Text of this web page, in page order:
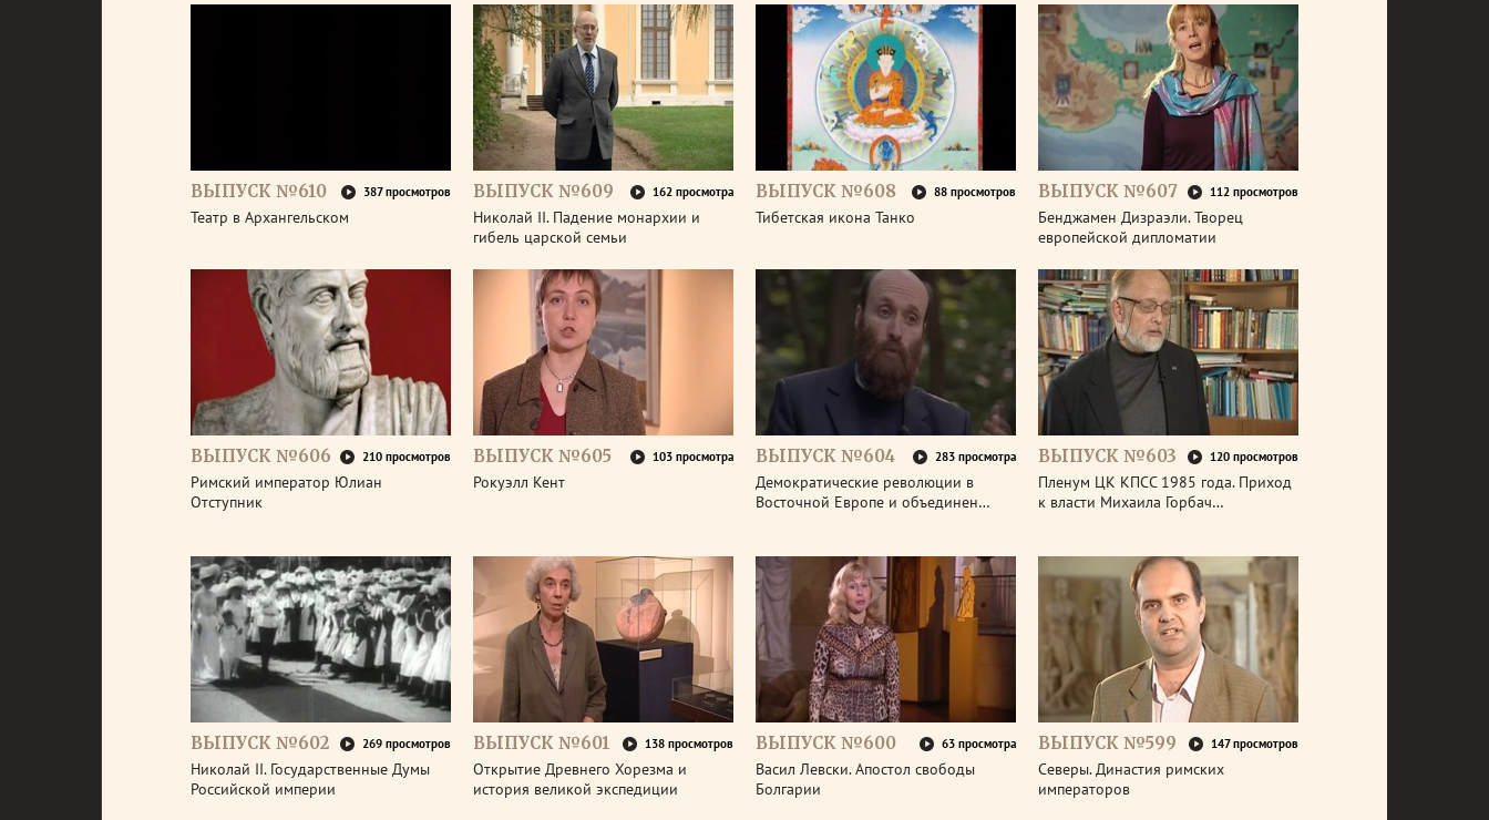
ВЫПУСК №610 387 просмотров
Театр в Архангельском
ВЫПУСК №609 162 просмотра
Николай II. Падение монархии и
гибель царской семьи
ВЫПУСК №608 88 просмотров
Тибетская икона Танко
ВЫПУСК №607 112 просмотров
Бенджамен Дизраэли. Творец
европейской дипломатии
ВЫПУСК №606 210 просмотров
Римский император Юлиан
Отступник
ВЫПУСК №605 103 просмотра
Рокуэлл Кент
ВЫПУСК №604 283 просмотра
Демократические революции в
Восточной Европе и объединен…
ВЫПУСК №603 120 просмотров
Пленум ЦК КПСС 1985 года. Приход
к власти Михаила Горбач…
ВЫПУСК №602 269 просмотров
Николай II. Государственные Думы
Российской империи
ВЫПУСК №601 138 просмотров
Открытие Древнего Хорезма и
история великой экспедиции
ВЫПУСК №600 63 просмотра
Васил Левски. Апостол свободы
Болгарии
ВЫПУСК №599 147 просмотров
Северы. Династия римских
императоров